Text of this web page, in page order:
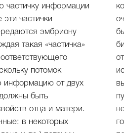
частичку информации
эти частички
эмбриону
такая «частичка»
потомок
информацию от двух
быть
отца и матери.
в некоторых